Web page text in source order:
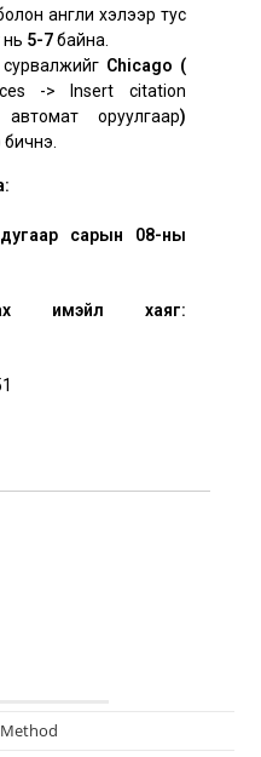
англи хэлээр тус
нь 5-7байна.
Chicago (
-> Insert citation
оруулгаар)
сарын 08-ны
имэйл хаяг: